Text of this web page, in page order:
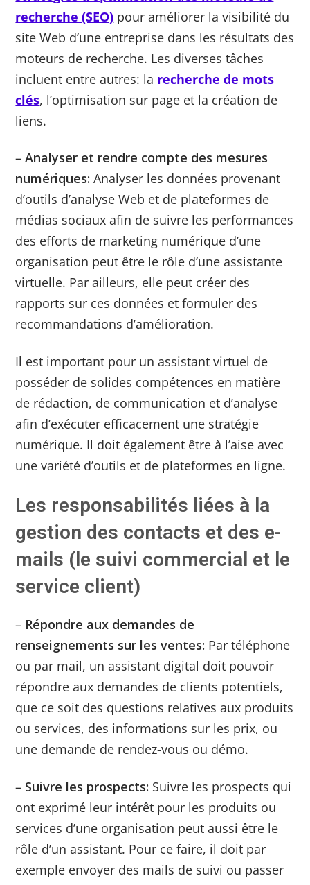
recherche (SEO) pour améliorer la visibilité du
site Web d’une entreprise dans les résultats des
moteurs de recherche. Les diverses tâches
incluent entre autres: la recherche de mots
clés, l’optimisation sur page et la création de
liens.
–Analyser et rendre compte des mesures
numériques:Analyser les données provenant
d’outils d’analyse Web et de plateformes de
médias sociaux afin de suivre les performances
des efforts de marketing numérique d’une
organisation peut être le rôle d’une assistante
virtuelle. Par ailleurs, elle peut créer des
rapports sur ces données et formuler des
recommandations d’amélioration.
Il est important pour un assistant virtuel de
posséder de solides compétences en matière
de rédaction, de communication et d’analyse
afin d’exécuter efficacement une stratégie
numérique. Il doit également être à l’aise avec
une variété d’outils et de plateformes en ligne.
Les responsabilités liées à la
gestion des contacts et des e-
mails (le suivi commercial et le
service client)
– Répondre aux demandes de
renseignements sur les ventes: Par téléphone
ou par mail, un assistant digital doit pouvoir
répondre aux demandes de clients potentiels,
que ce soit des questions relatives aux produits
ou services, des informations sur les prix, ou
une demande de rendez-vous ou démo.
– Suivre les prospects: Suivre les prospects qui
ont exprimé leur intérêt pour les produits ou
services d’une organisation peut aussi être le
rôle d’un assistant. Pour ce faire, il doit par
exemple envoyer des mails de suivi ou passer